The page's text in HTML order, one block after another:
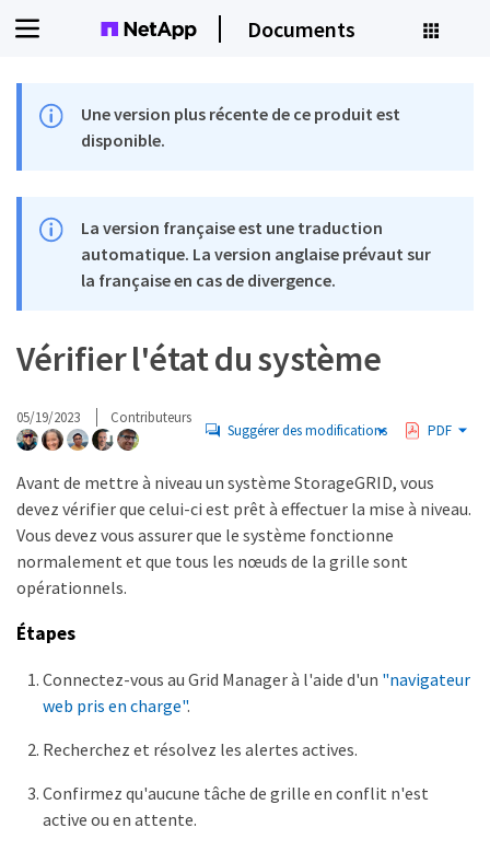
Documents
Une version plus récente de ce produit est
disponible.
La version française est une traduction
automatique. La version anglaise prévaut sur
la française en cas de divergence.
Vérifier l'état du système
05/19/2023 Contributeurs
Suggérer des modifications PDF
Avant de mettre à niveau un système StorageGRID, vous
devez vérifier que celui-ci est prêt à effectuer la mise à niveau.
Vous devez vous assurer que le système fonctionne
normalement et que tous les nœuds de la grille sont
opérationnels.
Étapes
Connectez-vous au Grid Manager à l'aide d'un "navigateur
web pris en charge".
Recherchez et résolvez les alertes actives.
Confirmez qu'aucune tâche de grille en conflit n'est
active ou en attente.